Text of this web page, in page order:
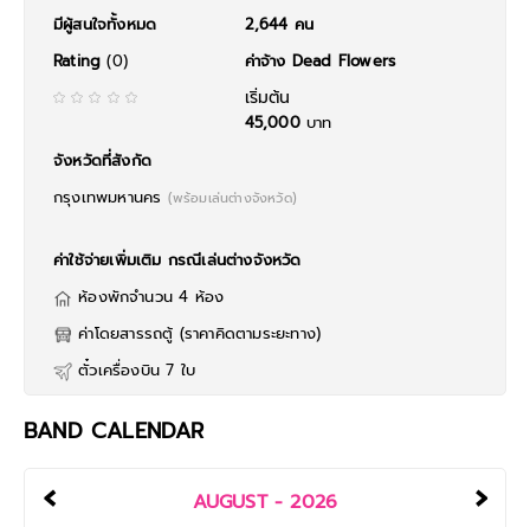
มีผู้สนใจทั้งหมด
2,644 คน
Rating (0) ค่าจ้าง Dead Flowers
เริ่มต้น
45,000บาท
จังหวัดที่สังกัด
กรุงเทพมหานคร (พร้อมเล่นต่างจังหวัด)
ค่าใช้จ่ายเพิ่มเติม กรณีเล่นต่างจังหวัด
ห้องพักจำนวน 4 ห้อง
ค่าโดยสารรถตู้ (ราคาคิดตามระยะทาง)
ตั๋วเครื่องบิน 7 ใบ
BAND CALENDAR
‹ ›
AUGUST - 2026